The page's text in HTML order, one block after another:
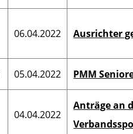
06.04.2022 Ausrichter
05.04.2022 PMM
04.04.2022
Anträge an